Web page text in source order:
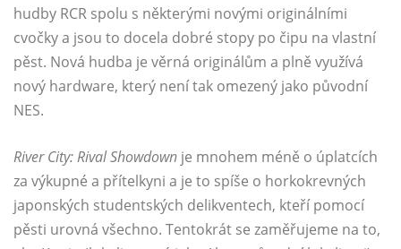
hudby RCR spolu s některými novými originálními
cvočky a jsou to docela dobré stopy po čipu na vlastní
pěst. Nová hudba je věrná originálům a plně využívá
nový hardware, který není tak omezený jako původní
NES.
River City: Rival Showdown je mnohem méně o úplatcích
za výkupné a přítelkyni a je to spíše o horkokrevných
japonských studentských delikventech, kteří pomocí
pěsti urovná všechno. Tentokrát se zaměřujeme na to,